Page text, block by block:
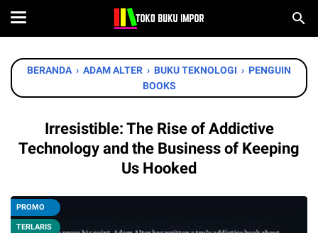
BERANDA › ADAM ALTER › BUKU TEKNOLOGI › PENGUIN
BOOKS
Irresistible: The Rise of Addictive
Technology and the Business of Keeping
Us Hooked
PROMO
TERLARIS